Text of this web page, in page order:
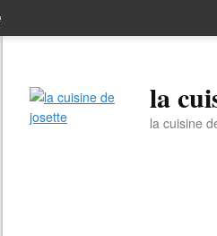
la
la cuisine